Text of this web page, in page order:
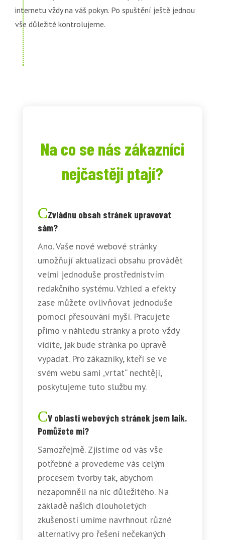
internetu vždy na váš pokyn. Po spuštění ještě jednou
vše důležité kontrolujeme.
Na co se nás zákazníci
nejčastěji ptají?
Zvládnu obsah stránek upravovat
sám?
Ano. Vaše nové webové stránky
umožňují aktualizaci obsahu provádět
velmi jednoduše prostřednistvím
redakčního systému. Vzhled a efekty
zase můžete ovlivňovat jednoduše
pomocí přesouvání myší. Pracujete
přímo v náhledu stránky a proto vždy
vidíte, jak bude stránka po úpravě
vypadat. Pro zákazníky, kteří se ve
svém webu sami „vrtat“ nechtějí,
poskytujeme tuto službu my.
V oblasti webových stránek jsem laik.
Pomůžete mi?
Samozřejmě. Zjistíme od vás vše
potřebné a provedeme vás celým
procesem tvorby tak, abychom
nezapomněli na nic důležitého. Na
základě našich dlouholetých
zkušeností umíme navrhnout různé
alternativy pro řešení nečekaných